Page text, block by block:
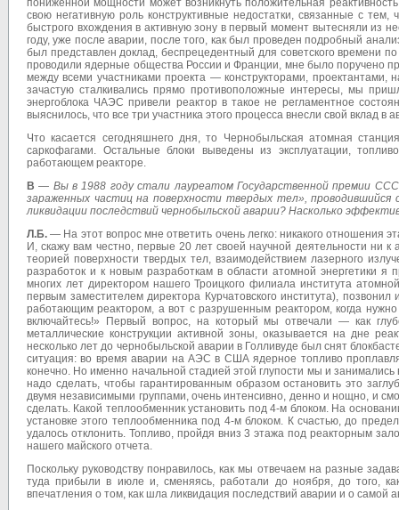
пониженной мощности может возникнуть положительная
свою негативную роль конструктивные недостатки, связанные с
быстрого вхождения в активную зону в первый момент вытесняли из
году, уже после аварии, после того, как был проведен подробный
был представлен доклад, беспрецедентный для советского времени
проводили ядерные общества России и Франции, мне было поручено
между всеми участниками проекта — конструкторами, проектантами,
зачастую сталкивались прямо противоположные интересы, мы
энергоблока ЧАЭС привели реактор в такое не регламентное
выяснилось, что все три участника этого процесса внесли свой вклад в
Что касается сегодняшнего дня, то Чернобыльская атомная
саркофагами. Остальные блоки выведены из эксплуатации,
работающем реакторе.
В — Вы в 1988 году стали лауреатом Государственной премии
зараженных частиц на поверхности твердых тел»,
ликвидации последствий чернобыльской аварии? Насколько
Л.Б. — На этот вопрос мне ответить очень легко: никакого отношения
И, скажу вам честно, первые 20 лет своей научной деятельности ни
теорией поверхности твердых тел, взаимодействием лазерного
разработок и к новым разработкам в области атомной энергетики
многих лет директором нашего Троицкого филиала института
первым заместителем директора Курчатовского института),
работающим реактором, а вот с разрушенным реактором, когда
включайтесь!» Первый вопрос, на который мы отвечали — как
металлические конструкции активной зоны, оказывается на дне
несколько лет до чернобыльской аварии в Голливуде был снят
ситуация: во время аварии на АЭС в США ядерное топливо
конечно. Но именно начальной стадией этой глупости мы и
надо сделать, чтобы гарантированным образом остановить это
двумя независимыми группами, очень интенсивно, денно и нощно, и
сделать. Какой теплообменник установить под 4-м блоком. На
установке этого теплообменника под 4-м блоком. К счастью, до
удалось отклонить. Топливо, пройдя вниз 3 этажа под реакторным
нашего майского отчета.
Поскольку руководству понравилось, как мы отвечаем на разные
туда прибыли в июле и, сменяясь, работали до ноября, до того,
впечатления о том, как шла ликвидация последствий аварии и о самой